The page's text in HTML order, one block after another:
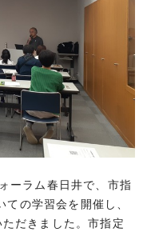
ーラム春日井で、市指
の学習会を開催し、
だきました。市指定